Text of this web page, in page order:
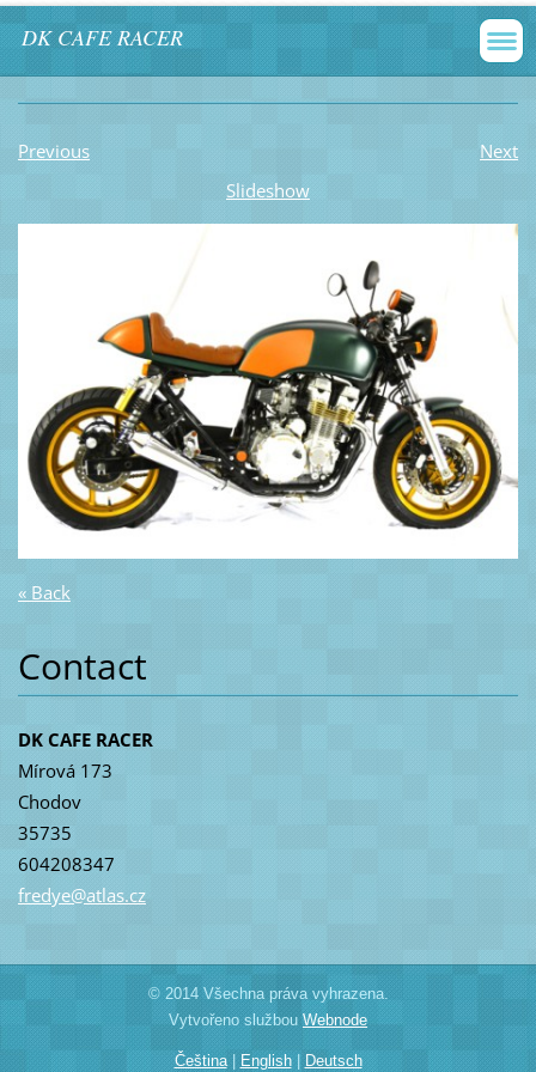
DK CAFE RACER
Previous
Next
Slideshow
« Back
Contact
DK CAFE RACER
Mírová 173
Chodov
35735
604208347
fredye@atlas.cz
© 2014 Všechna práva vyhrazena.
Vytvořeno službou Webnode
Čeština| English| Deutsch